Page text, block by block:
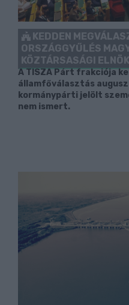
KEDDEN
ORSZÁGGYŰLÉS
KÖZTÁRSASÁGI
A TISZA Párt frakciója
államfőválasztás
kormánypárti jelölt
nem ismert.